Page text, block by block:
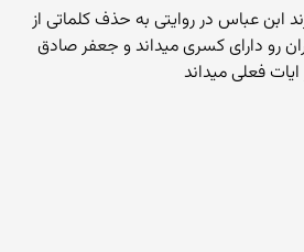
ابن عباس در روایتی به حذف کلماتی از
رو دارای کسری میداند و جعفر صادق
ایات فعلی میداند